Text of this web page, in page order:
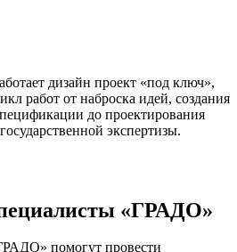
дизайн проект «под ключ»,
работ от наброска идей, создания
до проектирования
экспертизы.
«ГРАДО»
помогут провести